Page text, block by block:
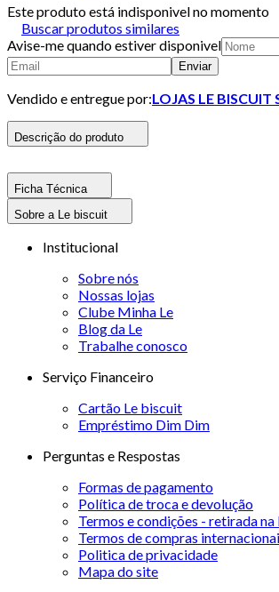
Este produto está indisponivel no momento
Buscar produtos similares
Avise-me quando estiver disponivel
Enviar
Vendido e entregue por:LOJAS LE BISCUIT
Descrição do produto
Ficha Técnica
Sobre a Le biscuit
Institucional
Sobre nós
Nossas lojas
Clube Minha Le
Blog da Le
Trabalhe conosco
Serviço Financeiro
Cartão Le biscuit
Empréstimo Dim Dim
Perguntas e Respostas
Formas de pagamento
Política de troca e devolução
Termos e condições - retirada na
Termos de compras
Politica de privacidade
Mapa do site